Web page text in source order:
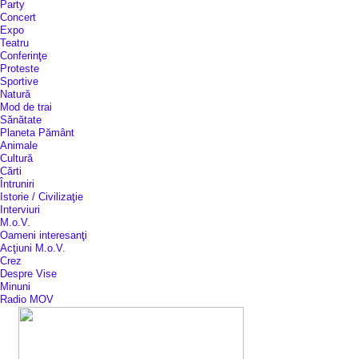
Party
Concert
Expo
Teatru
Conferinţe
Proteste
Sportive
Natură
Mod de trai
Sănătate
Planeta Pământ
Animale
Cultură
Cărti
Întruniri
Istorie / Civilizaţie
Interviuri
M.o.V.
Oameni interesanţi
Acţiuni M.o.V.
Crez
Despre Vise
Minuni
Radio MOV